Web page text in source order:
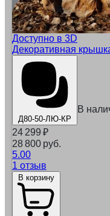
Доступно в 3D
Декоративная
Д80-50-ЛЮ-КР
В
24 299 ₽
28 800 руб.
5.00
1 отзыв